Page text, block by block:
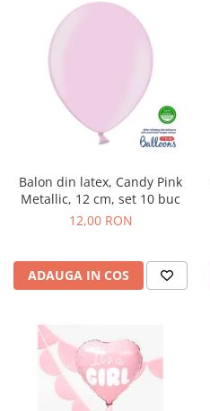
Balon din latex, Candy Pink
Metallic, 12 cm, set 10 buc
12,00 RON
ADAUGA IN COS